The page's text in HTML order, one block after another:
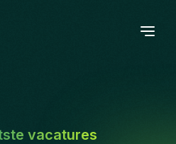
vacatures